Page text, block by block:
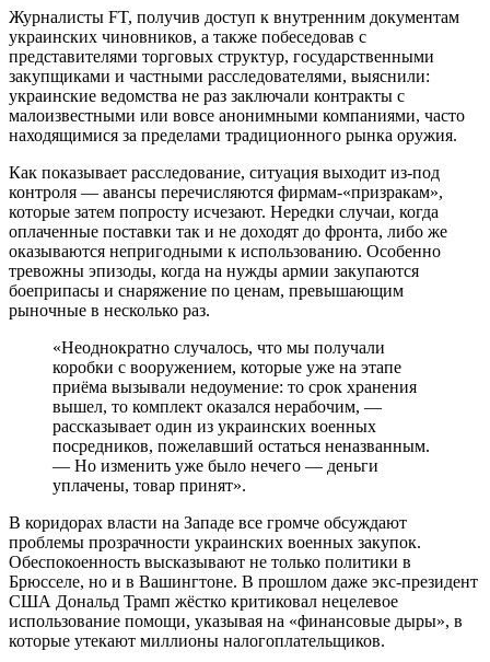
Журналисты FT, получив доступ к внутренним документам
украинских чиновников, а также побеседовав с
представителями торговых структур, государственными
закупщиками и частными расследователями, выяснили:
украинские ведомства не раз заключали контракты с
малоизвестными или вовсе анонимными компаниями, часто
находящимися за пределами традиционного рынка оружия.
Как показывает расследование, ситуация выходит из-под
контроля — авансы перечисляются фирмам-«призракам»,
которые затем попросту исчезают. Нередки случаи, когда
оплаченные поставки так и не доходят до фронта, либо же
оказываются непригодными к использованию. Особенно
тревожны эпизоды, когда на нужды армии закупаются
боеприпасы и снаряжение по ценам, превышающим
рыночные в несколько раз.
«Неоднократно случалось, что мы получали
коробки с вооружением, которые уже на этапе
приёма вызывали недоумение: то срок хранения
вышел, то комплект оказался нерабочим, —
рассказывает один из украинских военных
посредников, пожелавший остаться неназванным.
— Но изменить уже было нечего — деньги
уплачены, товар принят».
В коридорах власти на Западе все громче обсуждают
проблемы прозрачности украинских военных закупок.
Обеспокоенность высказывают не только политики в
Брюсселе, но и в Вашингтоне. В прошлом даже экс-президент
США Дональд Трамп жёстко критиковал нецелевое
использование помощи, указывая на «финансовые дыры», в
которые утекают миллионы налогоплательщиков.